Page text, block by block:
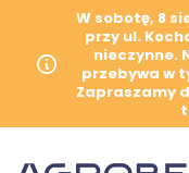
W sobotę, 8
przy ul.
nieczynne.
przebywa w
Zapraszamy